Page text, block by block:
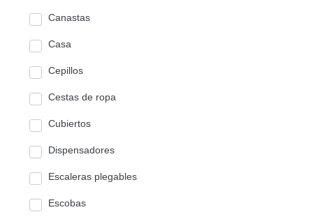
Canastas
Casa
Cepillos
Cestas de ropa
Cubiertos
Dispensadores
Escaleras plegables
Escobas